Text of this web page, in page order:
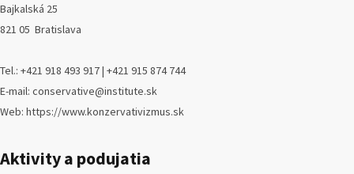
Bajkalská 25
821 05 Bratislava
Tel.: +421 918 493 917 | +421 915 874 744
E-mail: conservative@institute.sk
Web: https://www.konzervativizmus.sk
Aktivity a podujatia